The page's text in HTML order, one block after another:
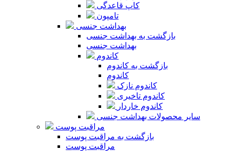
کاپ قاعدگی
تامپون
بهداشت جنسی
بازگشت به بهداشت جنسی
بهداشت جنسی
کاندوم
بازگشت به کاندوم
کاندوم
کاندوم نازک
کاندوم تاخیری
کاندوم خاردار
سایر محصولات بهداشت جنسی
مراقبت پوست
بازگشت به مراقبت پوست
مراقبت پوست